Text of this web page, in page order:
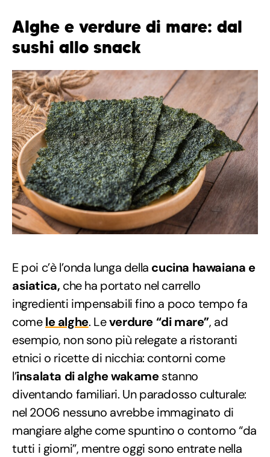
Alghe e verdure di mare: dal
sushi allo snack
E poi c’è l’onda lunga della cucina hawaiana e
asiatica, che ha portato nel carrello
ingredienti impensabili fino a poco tempo fa
comele alghe. Leverdure “di mare”, ad
esempio, non sono più relegate a ristoranti
etnici o ricette di nicchia: contorni come
l’insalata di alghe wakamestanno
diventando familiari. Un paradosso culturale:
nel 2006 nessuno avrebbe immaginato di
mangiare alghe come spuntino o contorno “da
tutti i giorni”, mentre oggi sono entrate nella